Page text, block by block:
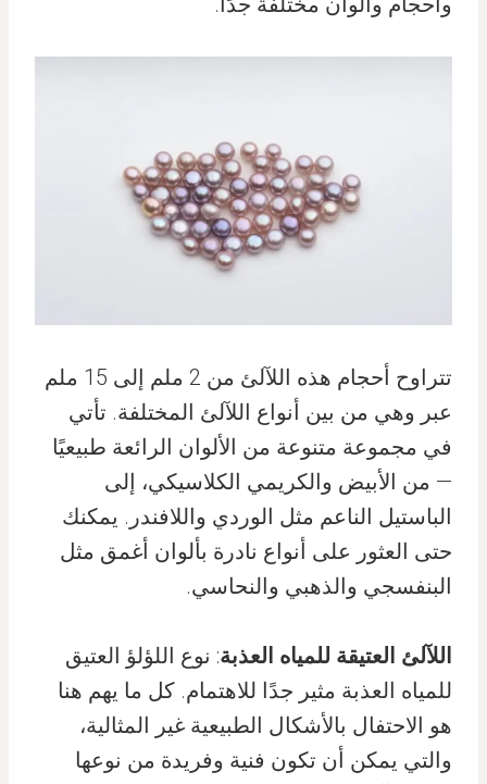
تتراوح أحجام هذه اللآلئ من 2 ملم إلى 15 ملم
عبر وهي من بين أنواع اللآلئ المختلفة. تأتي
في مجموعة متنوعة من الألوان الرائعة طبيعيًا
— من الأبيض والكريمي الكلاسيكي، إلى
الباستيل الناعم مثل الوردي واللافندر. يمكنك
حتى العثور على أنواع نادرة بألوان أغمق مثل
البنفسجي والذهبي والنحاسي.
اللآلئ العتيقة للمياه العذبة: نوع اللؤلؤ العتيق
للمياه العذبة مثير جدًا للاهتمام. كل ما يهم هنا
هو الاحتفال بالأشكال الطبيعية غير المثالية،
والتي يمكن أن تكون فنية وفريدة من نوعها